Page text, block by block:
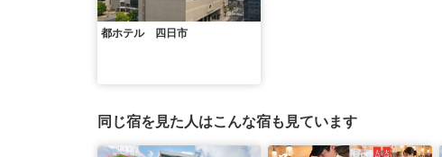
都ホテル 四日市
同じ宿を見た人はこんな宿も見ています